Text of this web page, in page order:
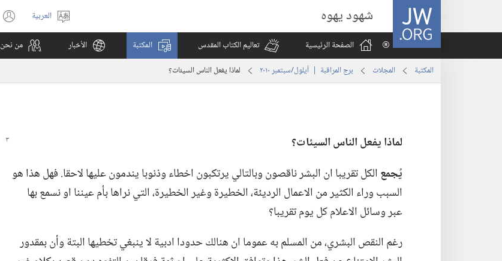
JW.ORG شهود يهوه
اختر
اللغة
العربية
الصفحة الرئيسية
تعاليم الكتاب المقدس المكتبة الأخبار من نحن
المكتبة المجلات برج المراقبة | ‏‎أيلول/سبتمبر‏ ‏‎٢٠١٠‏ لماذا يفعل الناس السيئات؟‏
لماذا يفعل الناس السيئات؟‏
يُجمعالكل تقريبا ان البشر ناقصون وبالتالي يرتكبون اخطاء وذنوبا يندمون عليها لاحقا.‏ فهل هذا هو
السبب وراء الكثير من الاعمال الرديئة،‏ الخطيرة وغير الخطيرة،‏ التي نراها بأم عيننا او نسمع بها
عبر وسائل الاعلام كل يوم تقريبا؟‏
رغم النقص البشري،‏ من المسلم به عموما ان هنالك حدودا ادبية لا ينبغي تخطيها البتة وأن بمقدور